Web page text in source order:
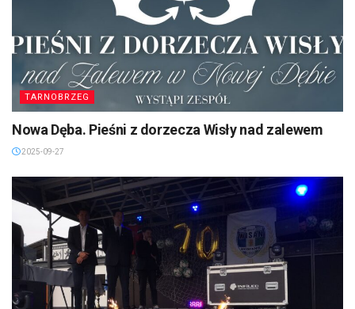
TARNOBRZEG
Nowa Dęba. Pieśni z dorzecza Wisły nad zalewem
2025-09-27